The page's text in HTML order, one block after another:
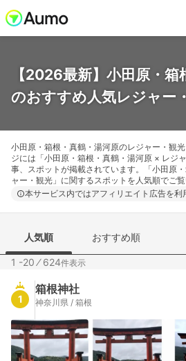
【2026最新】小田原・
のおすすめ人気レジャー
小田原・箱根・真鶴・湯河原のレジャー・観
ジには「小田原・箱根・真鶴・湯河原 × レジ
事、スポットが掲載されています。「小田原
ャー・観光」に関するスポットを人気順でご覧
本サービス内ではアフィリエイト広告を利
人気順 おすすめ順
1 -20 ⁄624件表示
1
箱根神社
神奈川県 / 箱根